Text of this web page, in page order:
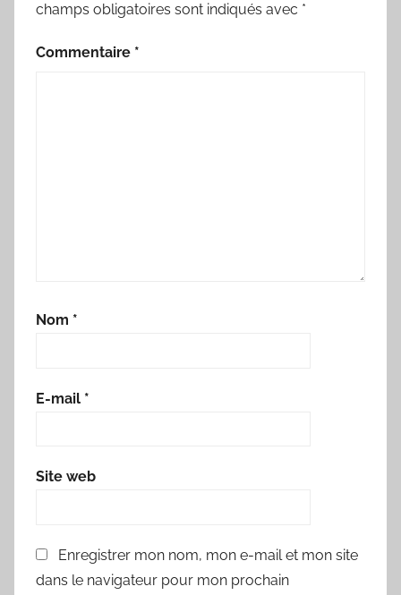
champs obligatoires sont indiqués avec *
Commentaire *
Nom *
E-mail *
Site web
Enregistrer mon nom, mon e-mail et mon site
dans le navigateur pour mon prochain